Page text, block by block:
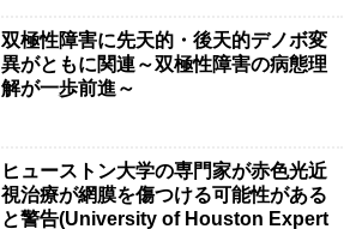
双極性障害に先天的・後天的デノボ変
異がともに関連～双極性障害の病態理
解が一歩前進～
ヒューストン大学の専門家が赤色光近
視治療が網膜を傷つける可能性がある
と警告(University of Houston Expert